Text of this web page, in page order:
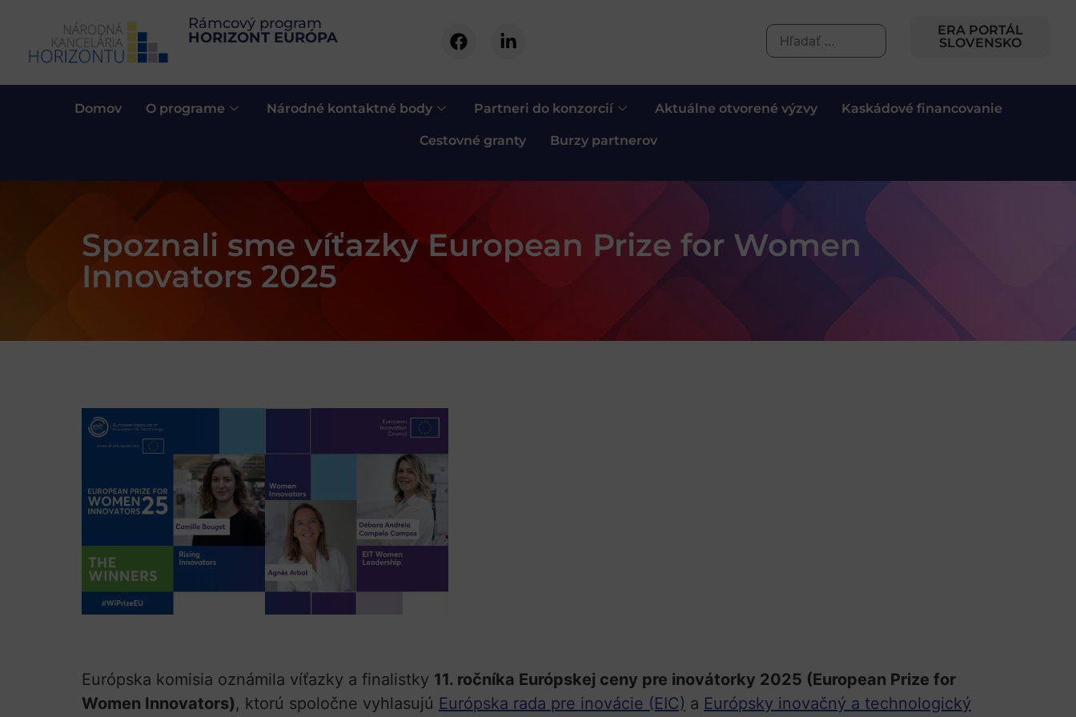
Rámcový program
HORIZONT EURÓPA
ERA PORTÁL
SLOVENSKO
Domov O programe Národné kontaktné body Partneri do konzorcií Aktuálne otvorené výzvy Kaskádové financovanie
Cestovné granty Burzy partnerov
Spoznali sme víťazky European Prize for Women
Innovators 2025
Európska komisia oznámila víťazky a finalistky 11. ročníka Európskej ceny pre inovátorky 2025 (European Prize for
Women Innovators), ktorú spoločne vyhlasujú Európska rada pre inovácie (EIC) a Európsky inovačný a technologický